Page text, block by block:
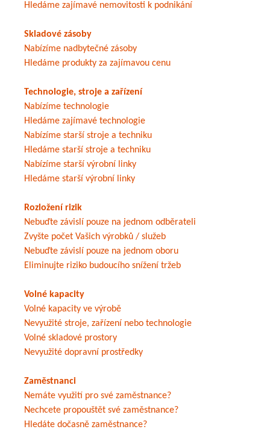
Hledáme zajímavé nemovitosti k podnikání
Skladové zásoby
Nabízíme nadbytečné zásoby
Hledáme produkty za zajímavou cenu
Technologie, stroje a zařízení
Nabízíme technologie
Hledáme zajímavé technologie
Nabízíme starší stroje a techniku
Hledáme starší stroje a techniku
Nabízíme starší výrobní linky
Hledáme starší výrobní linky
Rozložení rizik
Nebuďte závislí pouze na jednom odběrateli
Zvyšte počet Vašich výrobků / služeb
Nebuďte závislí pouze na jednom oboru
Eliminujte riziko budoucího snížení tržeb
Volné kapacity
Volné kapacity ve výrobě
Nevyužité stroje, zařízení nebo technologie
Volné skladové prostory
Nevyužité dopravní prostředky
Zaměstnanci
Nemáte využití pro své zaměstnance?
Nechcete propouštět své zaměstnance?
Hledáte dočasně zaměstnance?